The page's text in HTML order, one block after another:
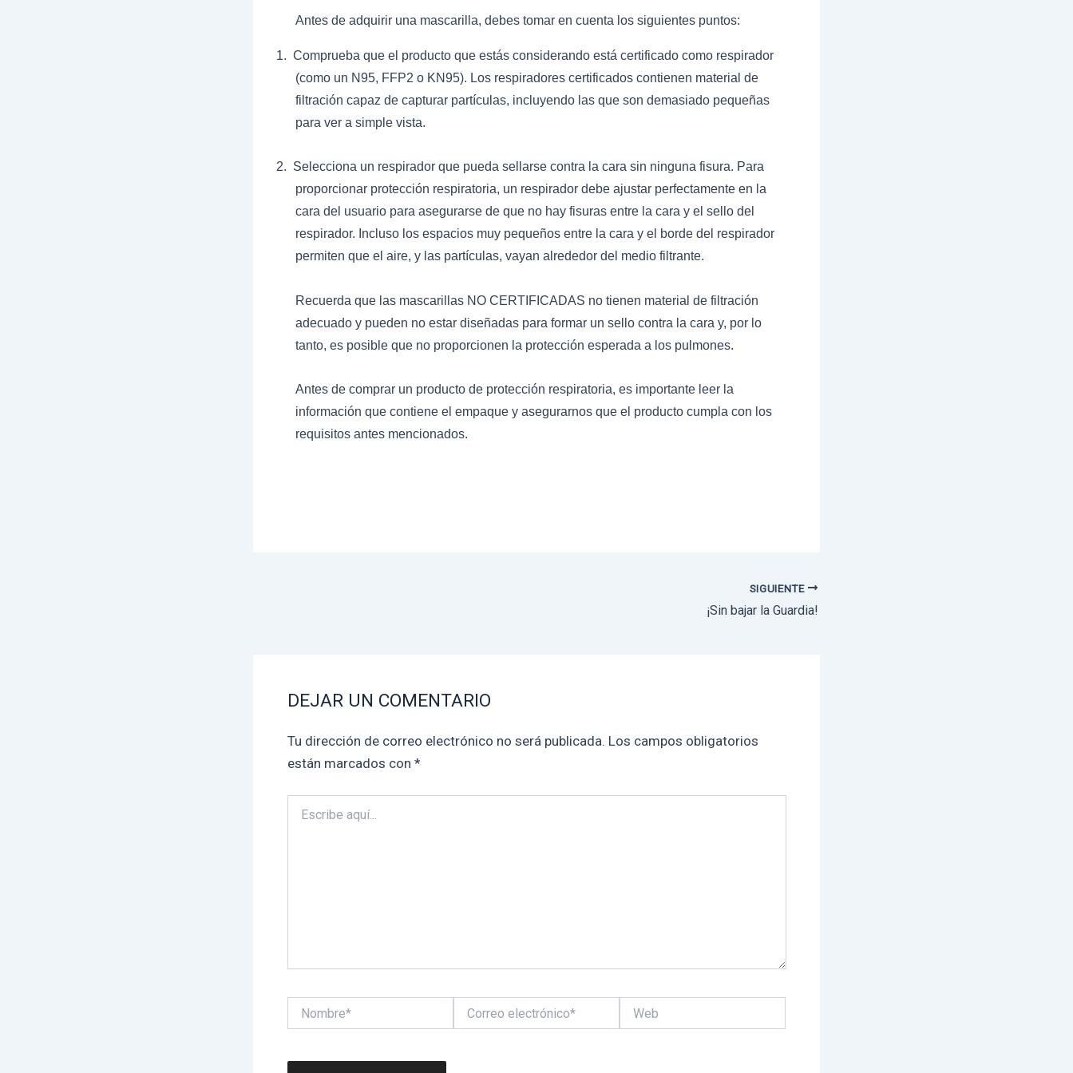
Antes de adquirir una mascarilla, debes tomar en cuenta los siguientes puntos:
1. Comprueba que el producto que estás considerando está certificado como respirador
(como un N95, FFP2 o KN95). Los respiradores certificados contienen material de
filtración capaz de capturar partículas, incluyendo las que son demasiado pequeñas
para ver a simple vista.
2. Selecciona un respirador que pueda sellarse contra la cara sin ninguna fisura. Para
proporcionar protección respiratoria, un respirador debe ajustar perfectamente en la
cara del usuario para asegurarse de que no hay fisuras entre la cara y el sello del
respirador. Incluso los espacios muy pequeños entre la cara y el borde del respirador
permiten que el aire, y las partículas, vayan alrededor del medio filtrante.
Recuerda que las mascarillas NO CERTIFICADAS no tienen material de filtración
adecuado y pueden no estar diseñadas para formar un sello contra la cara y, por lo
tanto, es posible que no proporcionen la protección esperada a los pulmones.
Antes de comprar un producto de protección respiratoria, es importante leer la
información que contiene el empaque y asegurarnos que el producto cumpla con los
requisitos antes mencionados.
SIGUIENTE
¡Sin bajar la Guardia!
DEJAR UN COMENTARIO
Tu dirección de correo electrónico no será publicada. Los campos obligatorios
están marcados con *
aquí...
electrónico*